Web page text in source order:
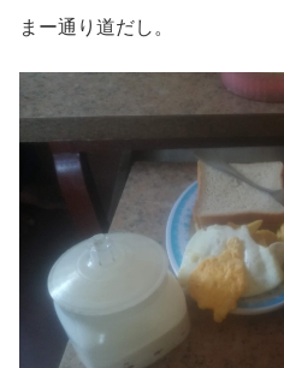
まー通り道だし。